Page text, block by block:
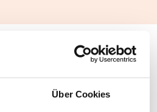
Über Cookies